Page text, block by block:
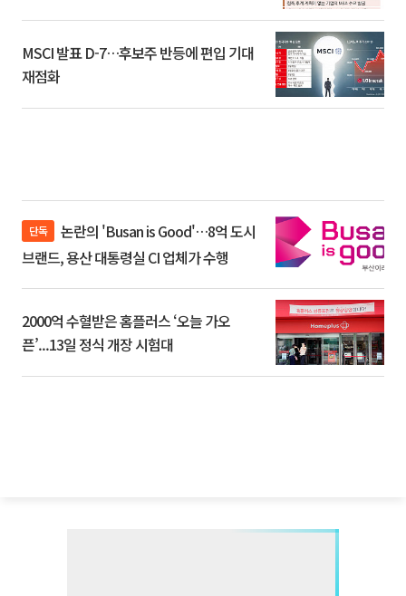
MSCI 발표 D-7…후보주 반등에 편입 기대
재점화
단독
브랜드, 용산 대통령실 CI 업체가 수행
2000억 수혈받은 홈플러스 ‘오늘 가오
픈’...13일 정식 개장 시험대